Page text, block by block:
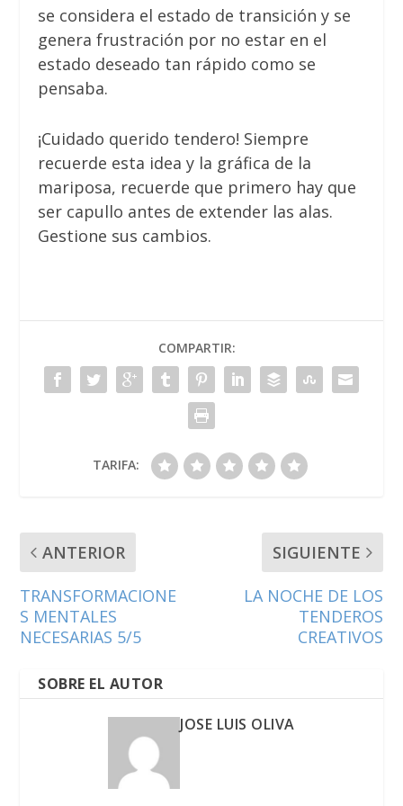
se considera el estado de transición y se
genera frustración por no estar en el
estado deseado tan rápido como se
pensaba.
¡Cuidado querido tendero! Siempre
recuerde esta idea y la gráfica de la
mariposa, recuerde que primero hay que
ser capullo antes de extender las alas.
Gestione sus cambios.
COMPARTIR:
TARIFA:
ANTERIOR
TRANSFORMACIONE
S MENTALES
NECESARIAS 5/5
SIGUIENTE
LA NOCHE DE LOS
TENDEROS
CREATIVOS
SOBRE EL AUTOR
JOSE LUIS OLIVA